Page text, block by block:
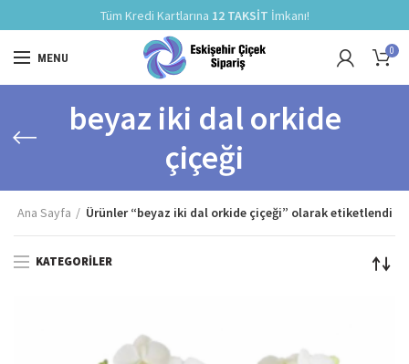
MENU 0
beyaz iki dal orkide
çiçeği
Ana Sayfa Ürünler “beyaz iki dal orkide çiçeği” olarak etiketlendi
KATEGORILER
Tüm Kredi Kartlarına 12 TAKSİT İmkanı!